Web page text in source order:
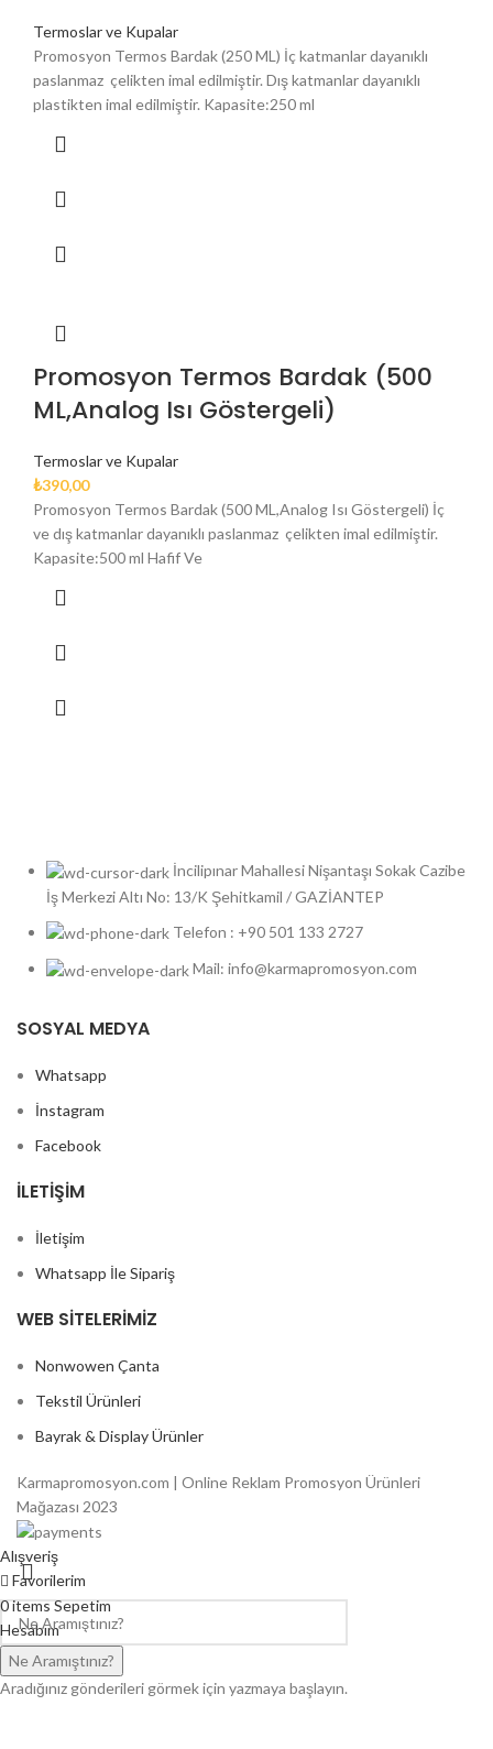
Termoslar ve Kupalar
Promosyon Termos Bardak (250 ML) İç katmanlar dayanıklı
paslanmaz çelikten imal edilmiştir. Dış katmanlar dayanıklı
plastikten imal edilmiştir. Kapasite:250 ml
Promosyon Termos Bardak (500
ML,Analog Isı Göstergeli)
Termoslar ve Kupalar
₺390,00
Promosyon Termos Bardak (500 ML,Analog Isı Göstergeli) İç
ve dış katmanlar dayanıklı paslanmaz çelikten imal edilmiştir.
Kapasite:500 ml Hafif Ve
İncilipınar Mahallesi Nişantaşı Sokak Cazibe
İş Merkezi Altı No: 13/K Şehitkamil / GAZİANTEP
Telefon : +90 501 133 2727
Mail: info@karmapromosyon.com
SOSYAL MEDYA
Whatsapp
İnstagram
Facebook
İLETIŞIM
İletişim
Whatsapp İle Sipariş
WEB SITELERIMIZ
Nonwowen Çanta
Tekstil Ürünleri
Bayrak & Display Ürünler
Karmapromosyon.com | Online Reklam Promosyon Ürünleri
Mağazası 2023
Ne Aramıştınız?
Aradığınız gönderileri görmek için yazmaya başlayın.
Alışveriş
Favorilerim
0itemsSepetim
Hesabım